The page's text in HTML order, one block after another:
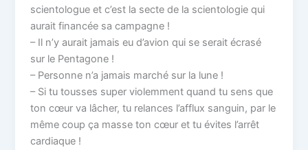
scientologue et c’est la secte de la scientologie qui
aurait financée sa campagne !
– Il n’y aurait jamais eu d’avion qui se serait écrasé
sur le Pentagone !
– Personne n’a jamais marché sur la lune !
– Si tu tousses super violemment quand tu sens que
ton cœur va lâcher, tu relances l’afflux sanguin, par le
même coup ça masse ton cœur et tu évites l’arrêt
cardiaque !